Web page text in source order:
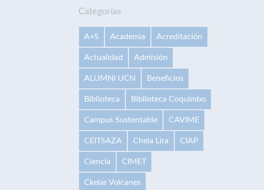
Categorías
A+S Academia Acreditación
Actualidad Admisión
ALUMNI UCN Beneficios
Biblioteca Biblioteca Coquimbo
Campus Sustentable CAVIME
CEITSAZA Chela Lira CIAP
Ciencia CIMET
Ckelar Volcanes